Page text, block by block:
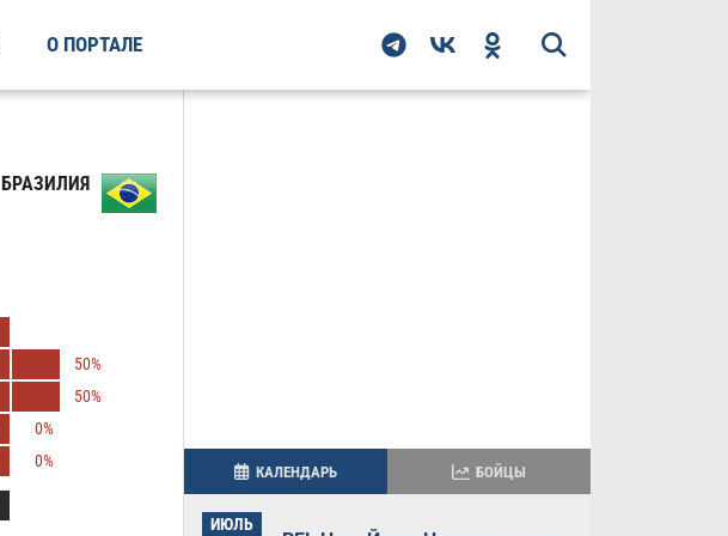
О ПОРТАЛЕ
БРАЗИЛИЯ
50%
50%
0%
0%
КАЛЕНДАРЬ БОЙЦЫ
ИЮЛЬ